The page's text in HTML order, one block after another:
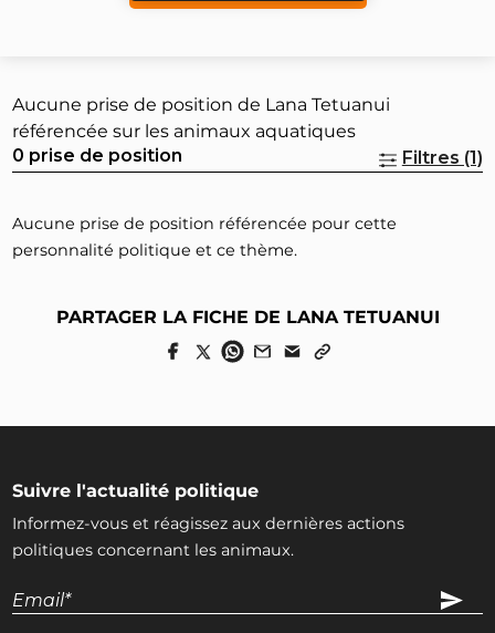
Aucune prise de position de Lana Tetuanui
référencée sur les animaux aquatiques
0 prise de position
Filtres (1)
Aucune prise de position référencée pour cette
personnalité politique et ce thème.
PARTAGER LA FICHE DE LANA TETUANUI
Suivre l'actualité politique
Informez-vous et réagissez aux dernières actions
politiques concernant les animaux.